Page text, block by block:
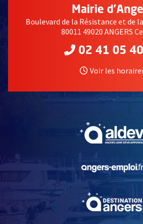
Mairie
Boulevard de la Résistance et de
80011 49020 ANGERS
02 41 05
Voir les